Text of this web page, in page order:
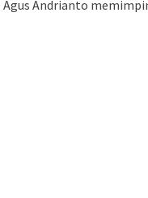
Andrianto